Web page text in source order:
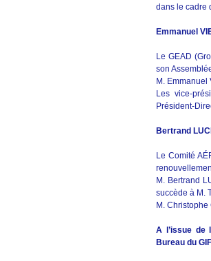
dans le cadre
Emmanuel
Le GEAD
son
M. Emmanuel
Les vice-
Président-
Bertrand
Le Comité
M. Bertrand
succède à M.
M.
A l’issue de
Bureau du